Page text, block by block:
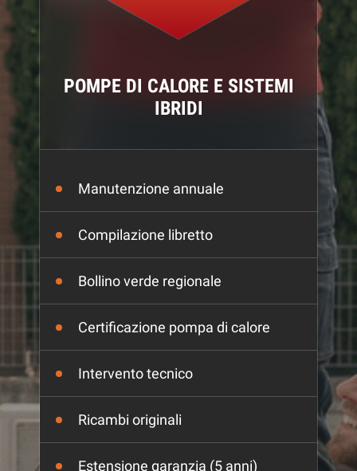
POMPE DI CALORE E SISTEMI
IBRIDI
Manutenzione annuale
Compilazione libretto
Bollino verde regionale
Certificazione pompa di calore
Intervento tecnico
Ricambi originali
Estensione garanzia (5 anni)